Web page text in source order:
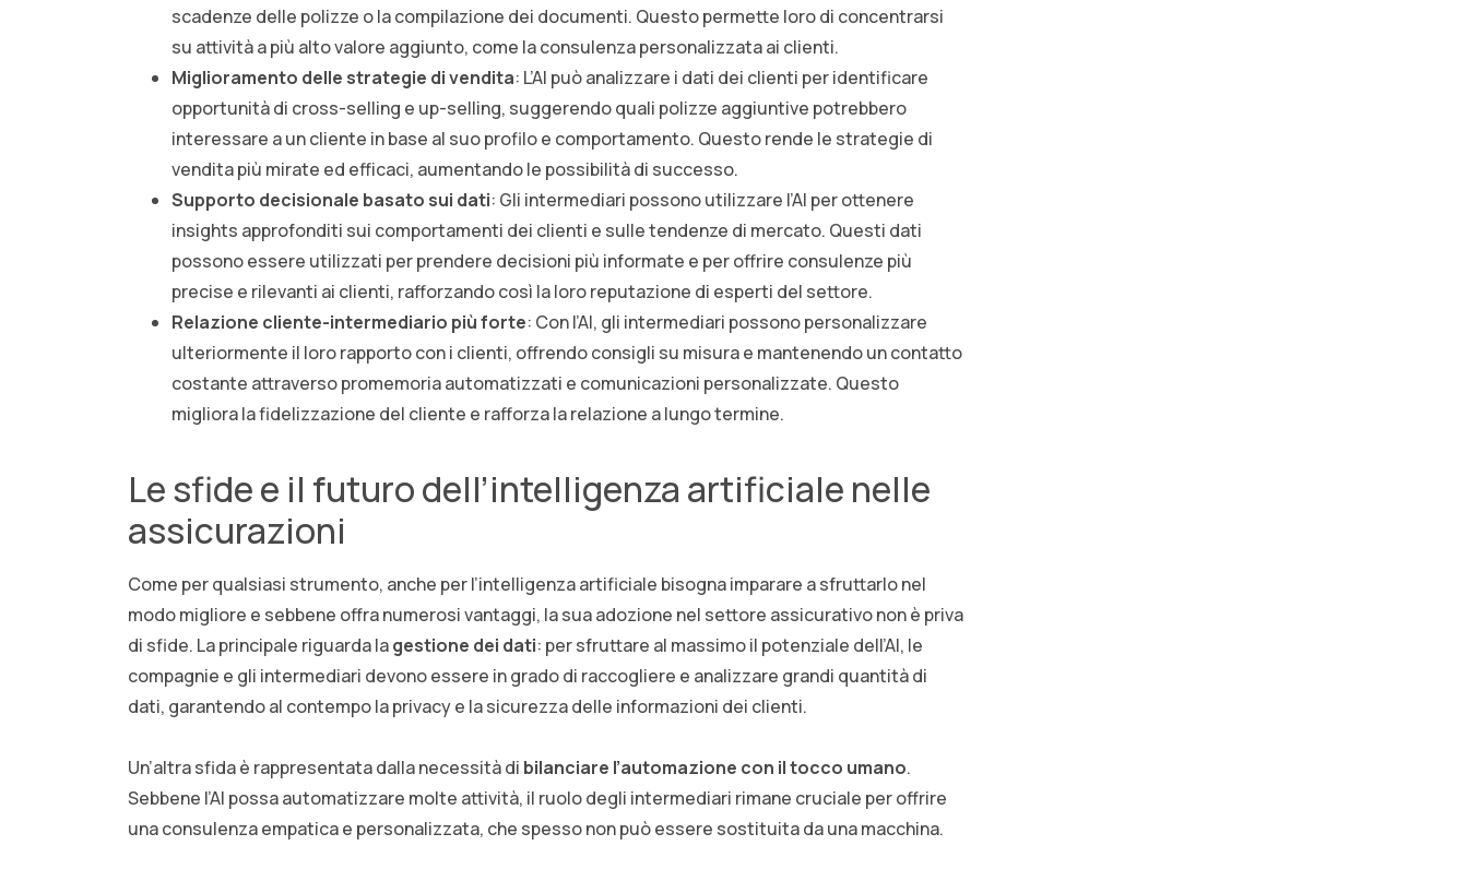
scadenze delle polizze o la compilazione dei documenti. Questo permette loro di concentrarsi
su attività a più alto valore aggiunto, come la consulenza personalizzata ai clienti.
Miglioramento delle strategie di vendita: L’AI può analizzare i dati dei clienti per identificare
opportunità di cross-selling e up-selling, suggerendo quali polizze aggiuntive potrebbero
interessare a un cliente in base al suo profilo e comportamento. Questo rende le strategie di
vendita più mirate ed efficaci, aumentando le possibilità di successo.
Supporto decisionale basato sui dati: Gli intermediari possono utilizzare l’AI per ottenere
insights approfonditi sui comportamenti dei clienti e sulle tendenze di mercato. Questi dati
possono essere utilizzati per prendere decisioni più informate e per offrire consulenze più
precise e rilevanti ai clienti, rafforzando così la loro reputazione di esperti del settore.
Relazione cliente-intermediario più forte: Con l’AI, gli intermediari possono personalizzare
ulteriormente il loro rapporto con i clienti, offrendo consigli su misura e mantenendo un contatto
costante attraverso promemoria automatizzati e comunicazioni personalizzate. Questo
migliora la fidelizzazione del cliente e rafforza la relazione a lungo termine.
Le sfide e il futuro dell’intelligenza artificiale nelle
assicurazioni
Come per qualsiasi strumento, anche per l’intelligenza artificiale bisogna imparare a sfruttarlo nel
modo migliore e sebbene offra numerosi vantaggi, la sua adozione nel settore assicurativo non è priva
di sfide. La principale riguarda lagestione dei dati: per sfruttare al massimo il potenziale dell’AI, le
compagnie e gli intermediari devono essere in grado di raccogliere e analizzare grandi quantità di
dati, garantendo al contempo la privacy e la sicurezza delle informazioni dei clienti.
Un’altra sfida è rappresentata dalla necessità di bilanciare l’automazione con il tocco umano.
Sebbene l’AI possa automatizzare molte attività, il ruolo degli intermediari rimane cruciale per offrire
una consulenza empatica e personalizzata, che spesso non può essere sostituita da una macchina.